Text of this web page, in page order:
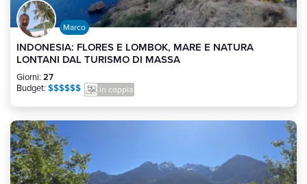
Marco
INDONESIA: FLORES E LOMBOK, MARE E NATURA
LONTANI DAL TURISMO DI MASSA
Giorni: 27
Budget: $$$$$$ in coppia